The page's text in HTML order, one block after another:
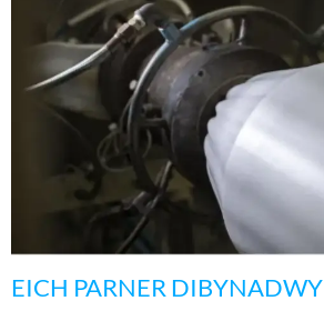
EICH PARNER DIBYNADWY